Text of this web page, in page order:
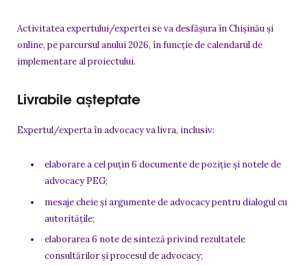
Activitatea expertului/expertei se va desfășura în Chișinău și
online, pe parcursul anului 2026, în funcție de calendarul de
implementare al proiectului.
Livrabile așteptate
Expertul/experta în advocacy va livra, inclusiv:
elaborare a cel puțin 6 documente de poziție și notele de
advocacy PEG;
mesaje cheie și argumente de advocacy pentru dialogul cu
autoritățile;
elaborarea 6 note de sinteză privind rezultatele
consultărilor și procesul de advocacy;